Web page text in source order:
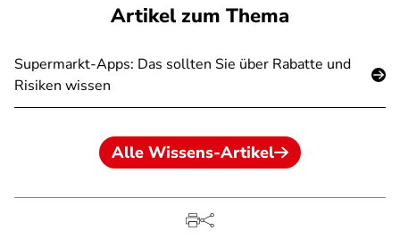
Artikel zum Thema
Supermarkt-Apps: Das sollten Sie über Rabatte und
Risiken wissen
Alle Wissens-Artikel